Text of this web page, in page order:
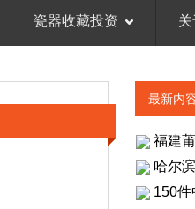
瓷器收藏投资
最新内
福建
哈尔
150